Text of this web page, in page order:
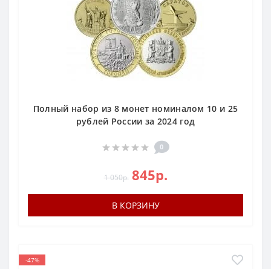
Полный набор из 8 монет номиналом 10 и 25
рублей России за 2024 год
0
1 050р. 845р.
В КОРЗИНУ
-47%